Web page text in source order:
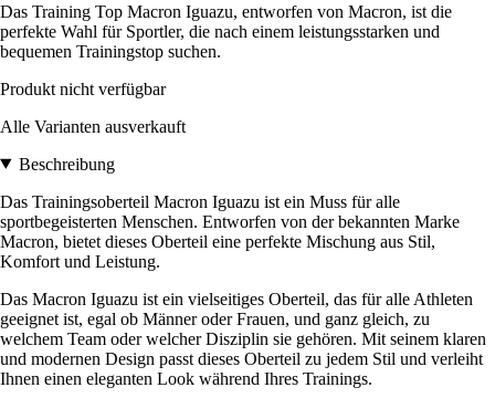
Das Training Top Macron Iguazu, entworfen von Macron, ist die
perfekte Wahl für Sportler, die nach einem leistungsstarken und
bequemen Trainingstop suchen.
Produkt nicht verfügbar
Alle Varianten ausverkauft
Beschreibung
Das Trainingsoberteil Macron Iguazu ist ein Muss für alle
sportbegeisterten Menschen. Entworfen von der bekannten Marke
Macron, bietet dieses Oberteil eine perfekte Mischung aus Stil,
Komfort und Leistung.
Das Macron Iguazu ist ein vielseitiges Oberteil, das für alle Athleten
geeignet ist, egal ob Männer oder Frauen, und ganz gleich, zu
welchem Team oder welcher Disziplin sie gehören. Mit seinem klaren
und modernen Design passt dieses Oberteil zu jedem Stil und verleiht
Ihnen einen eleganten Look während Ihres Trainings.